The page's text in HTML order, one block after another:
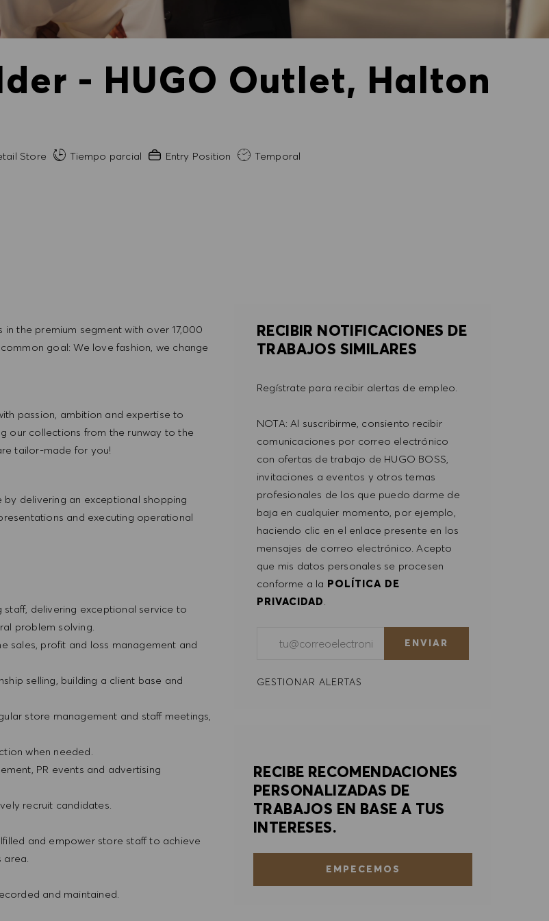
- HUGO Outlet, Halton
Store Tiempo parcial Experiencia necesaria
Entry Position Temporal
the premium segment with over 17,000
goal: We love fashion, we change
passion, ambition and expertise to
our collections from the runway to the
tailor-made for you!
delivering an exceptional shopping
and executing operational
delivering exceptional service to
problem solving.
sales, profit and loss management and
selling, building a client base and
store management and staff meetings,
when needed.
PR events and advertising
recruit candidates.
and empower store staff to achieve
and maintained.
RECIBIR NOTIFICACIONES DE
TRABAJOS SIMILARES
Regístrate para recibir alertas de empleo.
NOTA: Al suscribirme, consiento recibir
comunicaciones por correo electrónico
con ofertas de trabajo de HUGO BOSS,
invitaciones a eventos y otros temas
profesionales de los que puedo darme de
baja en cualquier momento, por ejemplo,
haciendo clic en el enlace presente en los
mensajes de correo electrónico. Acepto
que mis datos personales se procesen
conforme a la POLÍTICA DE
PRIVACIDAD
ENVIAR
GESTIONAR ALERTAS
RECIBE RECOMENDACIONES
PERSONALIZADAS DE
TRABAJOS EN BASE A TUS
INTERESES.
EMPECEMOS